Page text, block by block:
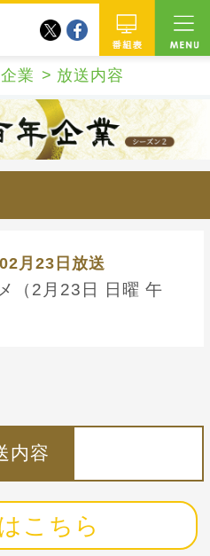
twitterfacebook
業 放送内容
月23日放送
（2月23日 日曜 午
内容
こちら